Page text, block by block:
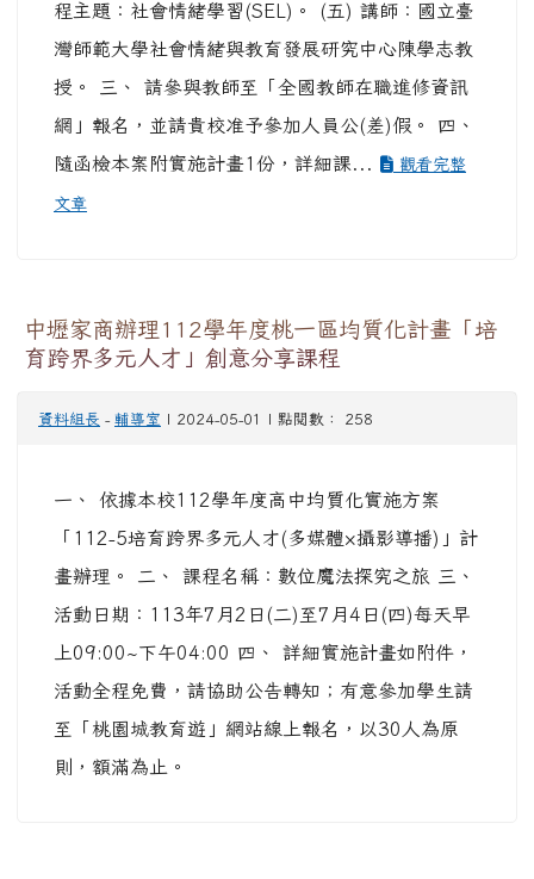
程主題：社會情緒學習(SEL)。 (五) 講師：國立臺
灣師範大學社會情緒與教育發展研究中心陳學志教
授。 三、 請參與教師至「全國教師在職進修資訊
網」報名，並請貴校准予參加人員公(差)假。 四、
隨函檢本案附實施計畫1份，詳細課...
觀看完整
文章
中壢家商辦理112學年度桃一區均質化計畫「培
育跨界多元人才」創意分享課程
資料組長 - 輔導室 | 2024-05-01 | 點閱數： 258
一、 依據本校112學年度高中均質化實施方案
「112-5培育跨界多元人才(多媒體×攝影導播)」計
畫辦理。 二、 課程名稱：數位魔法探究之旅 三、
活動日期：113年7月2日(二)至7月4日(四)每天早
上09:00~下午04:00 四、 詳細實施計畫如附件，
活動全程免費，請協助公告轉知；有意參加學生請
至「桃園城教育遊」網站線上報名，以30人為原
則，額滿為止。